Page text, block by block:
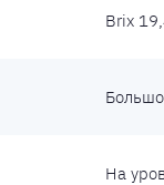
Brix
На